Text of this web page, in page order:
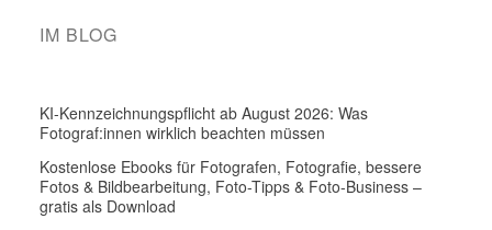
IM BLOG
KI-Kennzeichnungspflicht ab August 2026: Was
Fotograf:innen wirklich beachten müssen
Kostenlose Ebooks für Fotografen, Fotografie, bessere
Fotos & Bildbearbeitung, Foto-Tipps & Foto-Business –
gratis als Download